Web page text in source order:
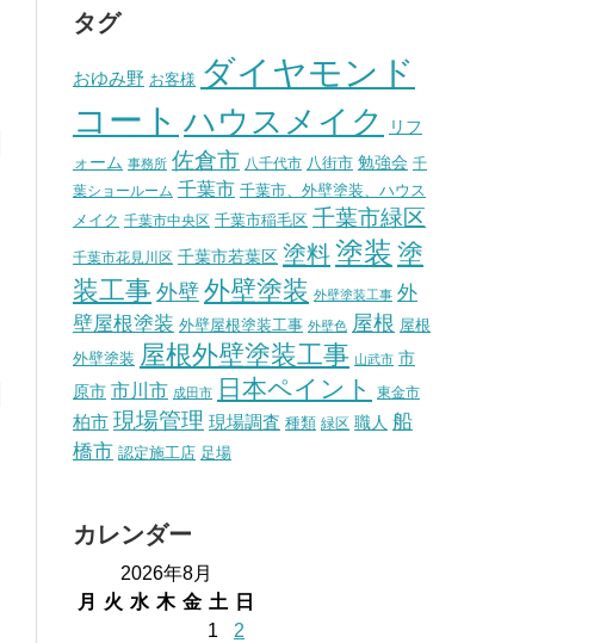
タグ
おゆみ野 お客様 ダイヤモンド
コート ハウスメイク
リフ
ォーム 事務所 佐倉市 八千代市 八街市 勉強会 千
葉ショールーム 千葉市 千葉市、外壁塗装、ハウス
メイク 千葉市中央区 千葉市稲毛区 千葉市緑区
千葉市花見川区 千葉市若葉区 塗料塗装 塗
装工事 外壁 外壁塗装 外壁塗装工事 外
壁屋根塗装 外壁屋根塗装工事 外壁色 屋根 屋根
外壁塗装 屋根外壁塗装工事 山武市 市
原市 市川市 成田市 日本ペイント 東金市
柏市 現場管理 現場調査 種類 緑区 職人 船
橋市 認定施工店 足場
カレンダー
2026年8月
月
火 水 木 金 土
日
1
2